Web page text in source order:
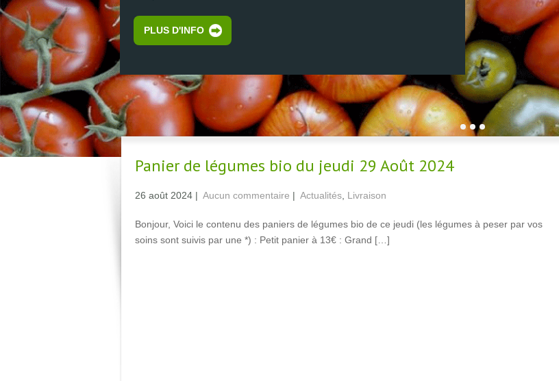
PLUS D'INFO
Panier de légumes bio du jeudi 29 Août 2024
26 août 2024 | Aucun commentaire | Actualités Livraison
Bonjour, Voici le contenu des paniers de légumes bio de ce jeudi (les légumes à peser par vos
soins sont suivis par une *) : Petit panier à 13€ : Grand […]